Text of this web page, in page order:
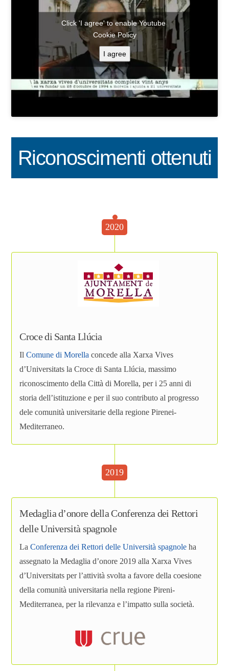
Click 'I agree' to enable Youtube
Cookie Policy
I agree
Riconoscimenti ottenuti
2020
Croce di Santa Llúcia
IlComune di Morella concede alla Xarxa Vives
d’Universitats la Croce di Santa Llúcia, massimo
riconoscimento della Città di Morella, per i 25 anni di
storia dell’istituzione e per il suo contributo al progresso
dele comunità universitarie della regione Pirenei-
Mediterraneo.
2019
Medaglia d’onore della Conferenza dei Rettori
delle Università spagnole
LaConferenza dei Rettori delle Università spagnole ha
assegnato la Medaglia d’onore 2019 alla Xarxa Vives
d’Universitats per l’attività svolta a favore della coesione
della comunità universitaria nella regione Pireni-
Mediterranea, per la rilevanza e l’impatto sulla società.